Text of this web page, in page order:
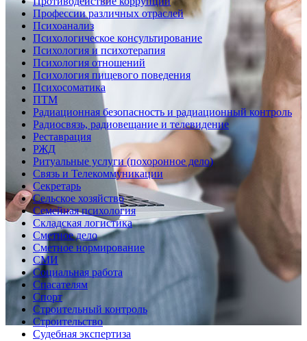
Профессии различных отраслей
Психоанализ
Психологическое консультирование
Психология и психотерапия
Психология отношений
Психология пищевого поведения
Психосоматика
ПТМ
Радиационная безопасность и радиационный контроль
Радиосвязь, радиовещание и телевидение
Реставрация
РЖД
Ритуальные услуги (похоронное дело)
Связь и Телекоммуникации
Секретарь
Сельское хозяйство
Семейная психология
Складская логистика
Сметное дело
Сметное нормирование
СМИ
Социальная работа
Спасателям
Спорт
Строительный контроль
Строительство
Судебная экспертиза